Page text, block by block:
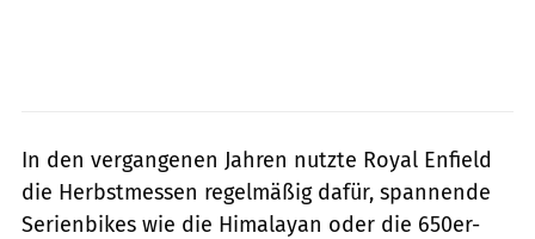
In den vergangenen Jahren nutzte Royal Enfield
die Herbstmessen regelmäßig dafür, spannende
Serienbikes wie die Himalayan oder die 650er-